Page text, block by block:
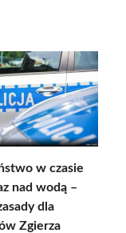
w czasie
nad wodą –
dla
Zgierza